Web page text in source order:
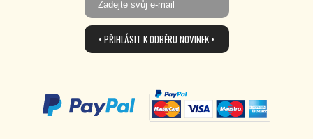
• PŘIHLÁSIT K ODBĚRU NOVINEK •